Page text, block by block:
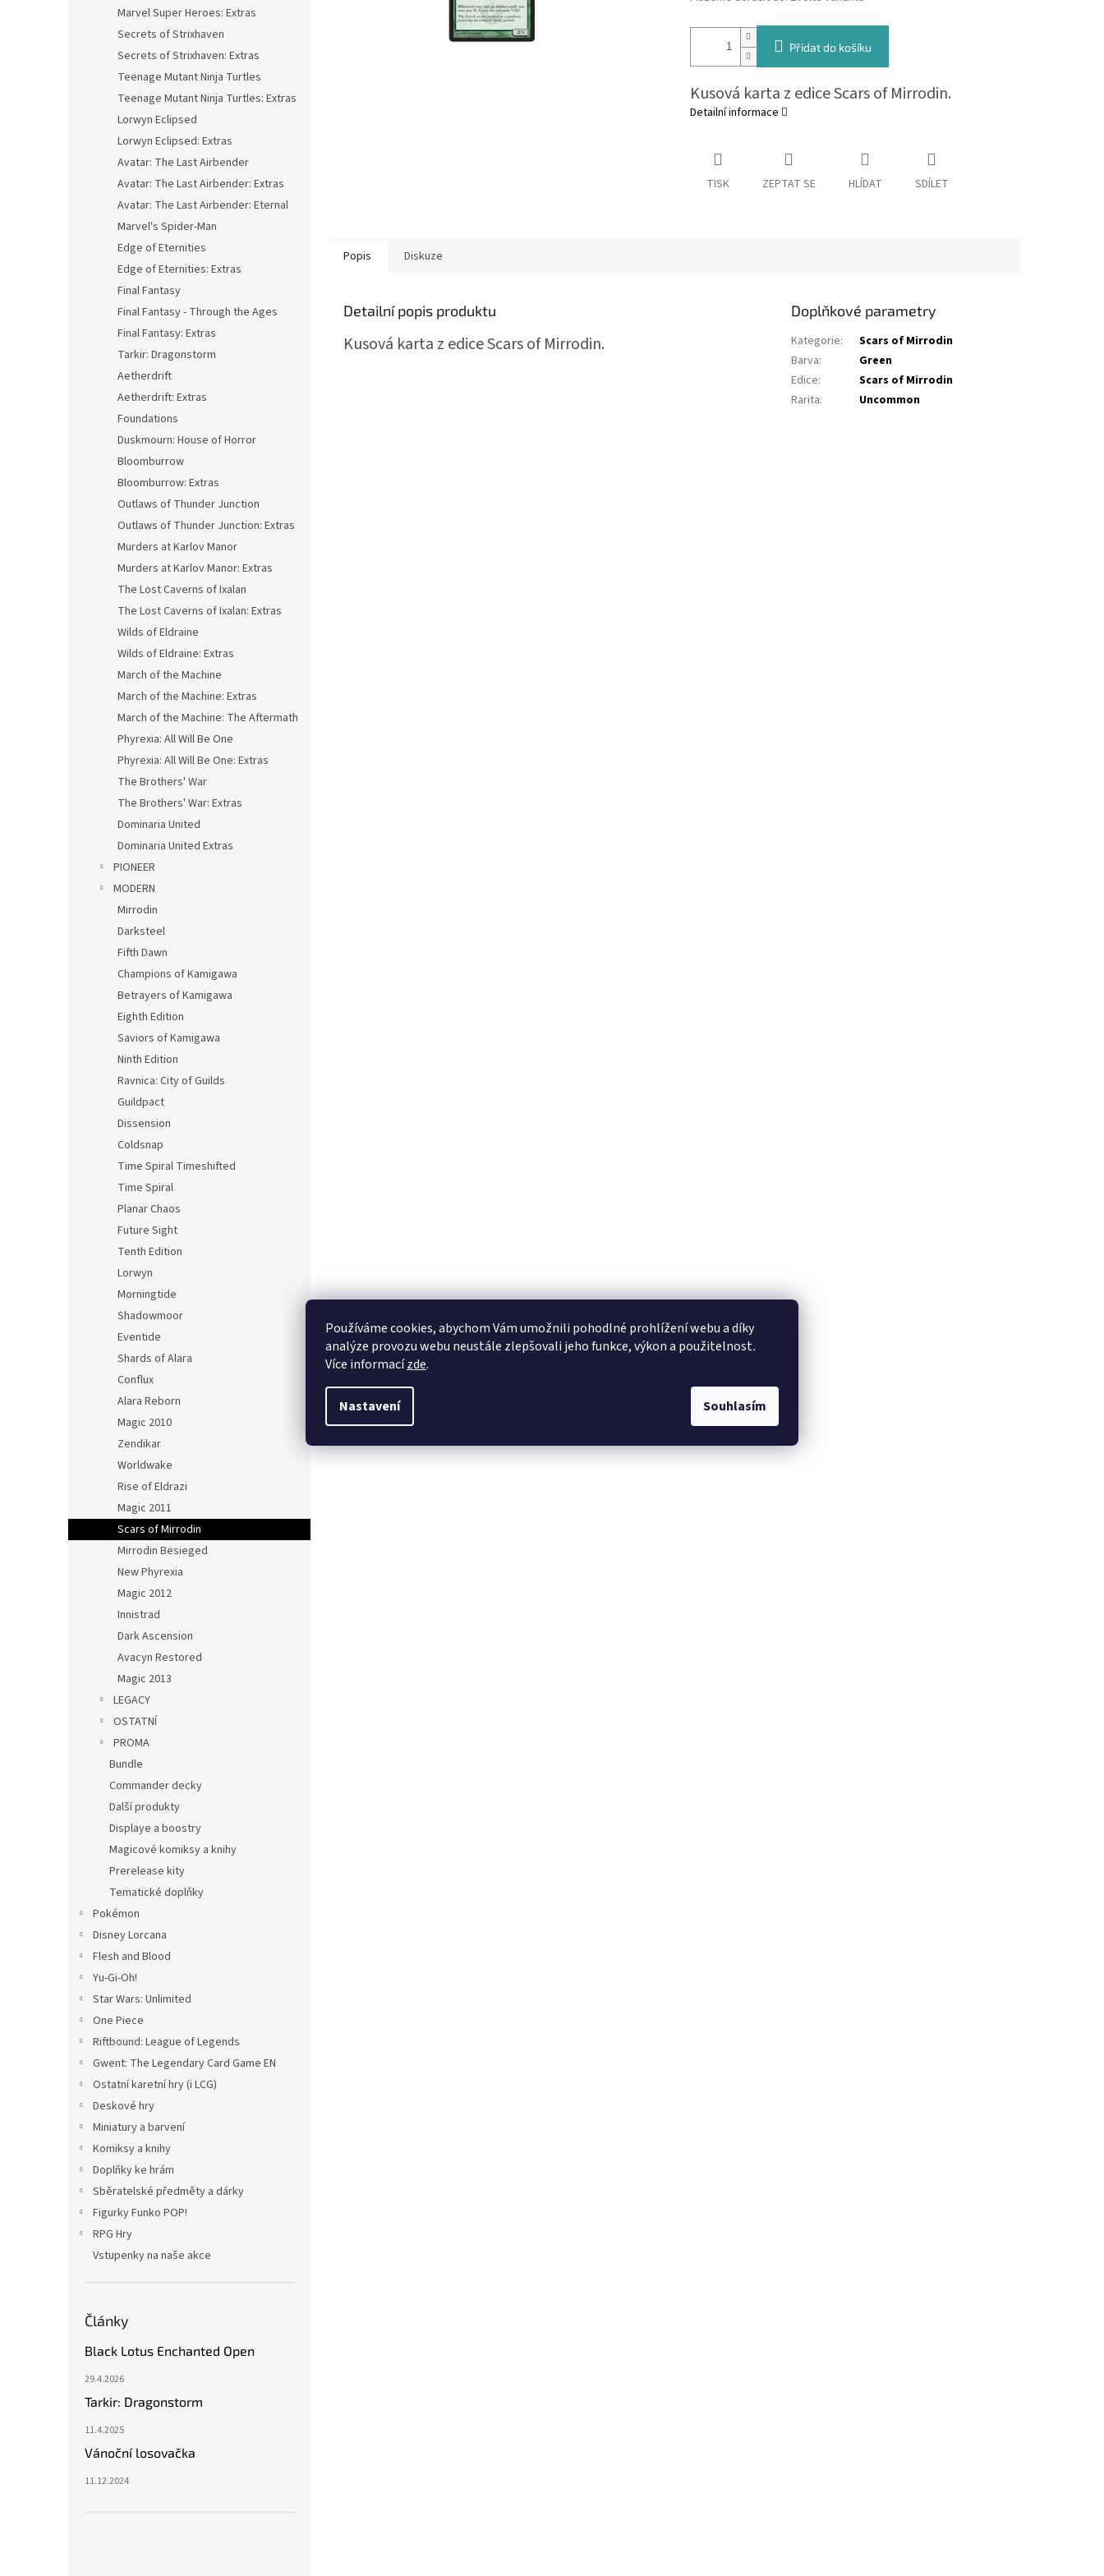
Používáme cookies, abychom Vám umožnili pohodlné prohlížení webu a díky
analýze provozu webu neustále zlepšovali jeho funkce, výkon a použitelnost.
Více informacízde.
Nastavení Souhlasím
Marvel Super Heroes: Extras
Secrets of Strixhaven
Secrets of Strixhaven: Extras
Teenage Mutant Ninja Turtles
Teenage Mutant Ninja Turtles: Extras
Lorwyn Eclipsed
Lorwyn Eclipsed: Extras
Avatar: The Last Airbender
Avatar: The Last Airbender: Extras
Avatar: The Last Airbender: Eternal
Marvel's Spider-Man
Edge of Eternities
Edge of Eternities: Extras
Final Fantasy
Final Fantasy - Through the Ages
Final Fantasy: Extras
Tarkir: Dragonstorm
Aetherdrift
Aetherdrift: Extras
Foundations
Duskmourn: House of Horror
Bloomburrow
Bloomburrow: Extras
Outlaws of Thunder Junction
Outlaws of Thunder Junction: Extras
Murders at Karlov Manor
Murders at Karlov Manor: Extras
The Lost Caverns of Ixalan
The Lost Caverns of Ixalan: Extras
Wilds of Eldraine
Wilds of Eldraine: Extras
March of the Machine
March of the Machine: Extras
March of the Machine: The Aftermath
Phyrexia: All Will Be One
Phyrexia: All Will Be One: Extras
The Brothers' War
The Brothers' War: Extras
Dominaria United
Dominaria United Extras
PIONEER
MODERN
Mirrodin
Darksteel
Fifth Dawn
Champions of Kamigawa
Betrayers of Kamigawa
Eighth Edition
Saviors of Kamigawa
Ninth Edition
Ravnica: City of Guilds
Guildpact
Dissension
Coldsnap
Time Spiral Timeshifted
Time Spiral
Planar Chaos
Future Sight
Tenth Edition
Lorwyn
Morningtide
Shadowmoor
Eventide
Shards of Alara
Conflux
Alara Reborn
Magic 2010
Zendikar
Worldwake
Rise of Eldrazi
Magic 2011
Scars of Mirrodin
Mirrodin Besieged
New Phyrexia
Magic 2012
Innistrad
Dark Ascension
Avacyn Restored
Magic 2013
LEGACY
OSTATNÍ
PROMA
Bundle
Commander decky
Další produkty
Displaye a boostry
Magicové komiksy a knihy
Prerelease kity
Tematické doplňky
Pokémon
Disney Lorcana
Flesh and Blood
Yu-Gi-Oh!
Star Wars: Unlimited
One Piece
Riftbound: League of Legends
Gwent: The Legendary Card Game EN
Ostatní karetní hry (i LCG)
Deskové hry
Miniatury a barvení
Komiksy a knihy
Doplňky ke hrám
Sběratelské předměty a dárky
Figurky Funko POP!
RPG Hry
Vstupenky na naše akce
Články
Black Lotus Enchanted Open
29.4.2026
Tarkir: Dragonstorm
11.4.2025
Vánoční losovačka
11.12.2024
Přidat do košíku
Kusová karta z edice Scars of Mirrodin.
Detailní informace
TISK ZEPTAT SE HLÍDAT SDÍLET
Popis Diskuze
Detailní popis produktu
Kusová karta z edice Scars of Mirrodin.
Doplňkové parametry
Kategorie:
Scars of Mirrodin
Barva:
Green
Edice:
Scars of Mirrodin
Rarita: Uncommon